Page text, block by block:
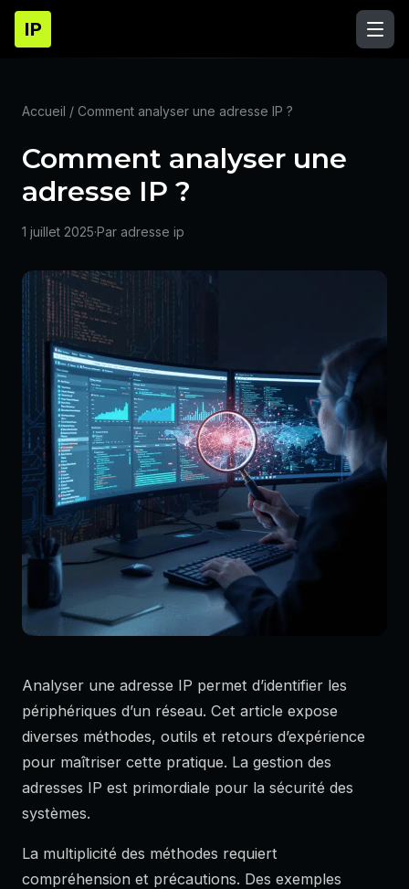
IP
Accueil / Comment analyser une adresse IP ?
Comment analyser une
adresse IP ?
1 juillet 2025·Par adresse ip
Analyser une adresse IP permet d’identifier les
périphériques d’un réseau. Cet article expose
diverses méthodes, outils et retours d’expérience
pour maîtriser cette pratique. La gestion des
adresses IP est primordiale pour la sécurité des
systèmes.
La multiplicité des méthodes requiert
compréhension et précautions. Des exemples